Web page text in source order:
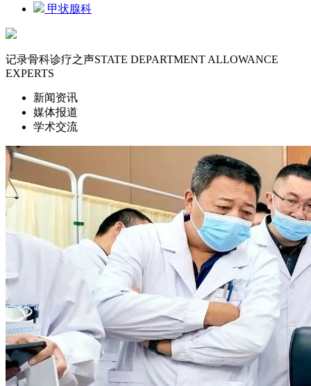
甲状腺科
记录骨科诊疗之声STATE DEPARTMENT ALLOWANCE
EXPERTS
新闻资讯
媒体报道
学术交流